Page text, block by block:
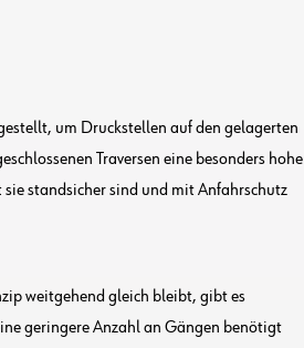
um Druckstellen auf den gelagerten
Traversen eine besonders hohe
standsicher sind und mit Anfahrschutz
weitgehend gleich bleibt, gibt es
geringere Anzahl an Gängen benötigt